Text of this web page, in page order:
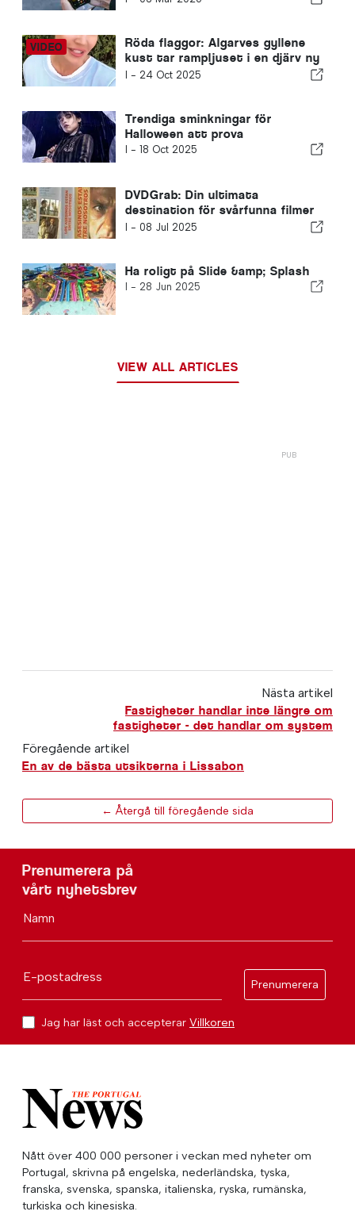
Röda flaggor: Algarves gyllene
kust tar rampljuset i en djärv ny
film
I - 24 Oct 2025
Trendiga sminkningar för
Halloween att prova
I - 18 Oct 2025
DVDGrab: Din ultimata
destination för svårfunna filmer
på DVD
I - 08 Jul 2025
Ha roligt på Slide &amp; Splash
I - 28 Jun 2025
VIEW ALL ARTICLES
Nästa artikel
Fastigheter handlar inte längre om
fastigheter - det handlar om system
Föregående artikel
En av de bästa utsikterna i Lissabon
← Återgå till föregående sida
Prenumerera på
vårt nyhetsbrev
Namn
E-postadress
Prenumerera
Jag har läst och accepterar Villkoren
Nått över 400 000 personer i veckan med nyheter om
Portugal, skrivna på engelska, nederländska, tyska,
franska, svenska, spanska, italienska, ryska, rumänska,
turkiska och kinesiska.